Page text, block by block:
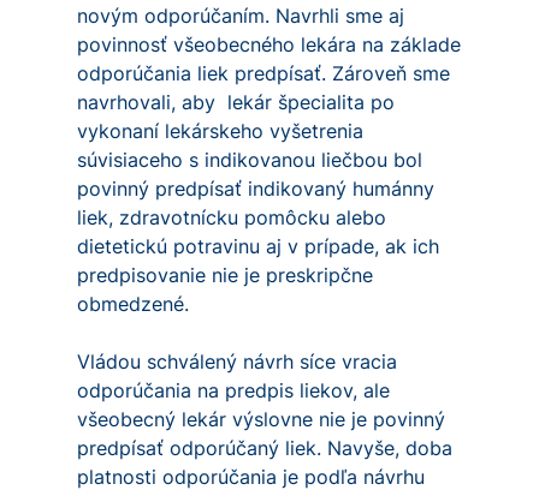
novým odporúčaním. Navrhli sme aj
povinnosť všeobecného lekára na základe
odporúčania liek predpísať. Zároveň sme
navrhovali, aby lekár špecialita po
vykonaní lekárskeho vyšetrenia
súvisiaceho s indikovanou liečbou bol
povinný predpísať indikovaný humánny
liek, zdravotnícku pomôcku alebo
dietetickú potravinu aj v prípade, ak ich
predpisovanie nie je preskripčne
obmedzené.
Vládou schválený návrh síce vracia
odporúčania na predpis liekov, ale
všeobecný lekár výslovne nie je povinný
predpísať odporúčaný liek. Navyše, doba
platnosti odporúčania je podľa návrhu